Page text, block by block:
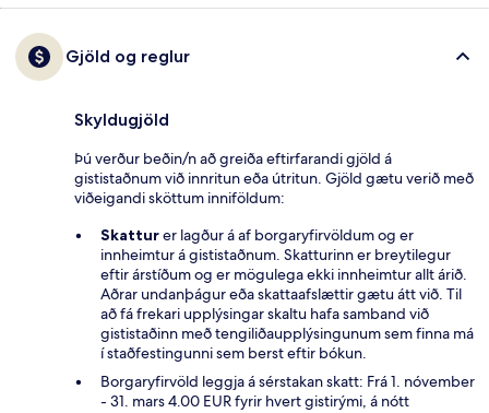
Gjöld og reglur
Skyldugjöld
Þú verður beðin/n að greiða eftirfarandi gjöld á
gististaðnum við innritun eða útritun. Gjöld gætu verið með
viðeigandi sköttum inniföldum:
Skatturer lagður á af borgaryfirvöldum og er
innheimtur á gististaðnum. Skatturinn er breytilegur
eftir árstíðum og er mögulega ekki innheimtur allt árið.
Aðrar undanþágur eða skattaafslættir gætu átt við. Til
að fá frekari upplýsingar skaltu hafa samband við
gististaðinn með tengiliðaupplýsingunum sem finna má
í staðfestingunni sem berst eftir bókun.
Borgaryfirvöld leggja á sérstakan skatt: Frá 1. nóvember
- 31. mars 4.00 EUR fyrir hvert gistirými, á nótt